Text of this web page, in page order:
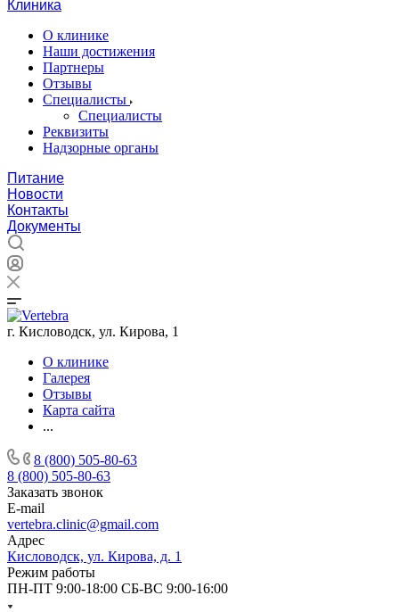
Клиника
О клинике
Наши достижения
Партнеры
Отзывы
Специалисты
Специалисты
Реквизиты
Надзорные органы
Питание
Новости
Контакты
Документы
г. Кисловодск, ул. Кирова, 1
О клинике
Галерея
Отзывы
Карта сайта
...
8 (800) 505-80-63
8 (800) 505-80-63
Заказать звонок
E-mail
vertebra.clinic@gmail.com
Адрес
Кисловодск, ул. Кирова, д. 1
Режим работы
ПН-ПТ 9:00-18:00 СБ-ВС 9:00-16:00